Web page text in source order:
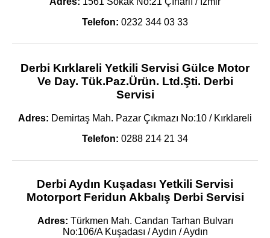
Telefon: 0232 344 03 33
Derbi Kırklareli Yetkili Servisi Gülce Motor
Ve Day. Tük.Paz.Ürün. Ltd.Şti. Derbi
Servisi
Adres: Demirtaş Mah. Pazar Çıkmazı No:10 / Kırklareli
Telefon: 0288 214 21 34
Derbi Aydın Kuşadası Yetkili Servisi
Motorport Feridun Akbalış Derbi Servisi
Adres: Türkmen Mah. Candan Tarhan Bulvarı
No:106/A Kuşadası / Aydın / Aydın